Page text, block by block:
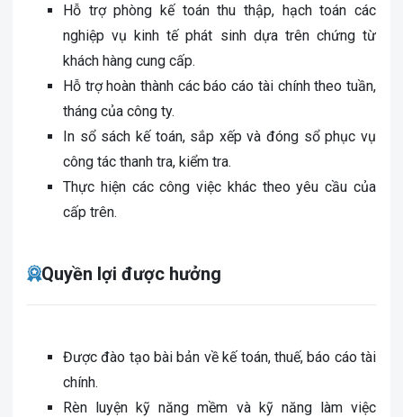
Hỗ trợ phòng kế toán thu thập, hạch toán các
nghiệp vụ kinh tế phát sinh dựa trên chứng từ
khách hàng cung cấp.
Hỗ trợ hoàn thành các báo cáo tài chính theo tuần,
tháng của công ty.
In sổ sách kế toán, sắp xếp và đóng sổ phục vụ
công tác thanh tra, kiểm tra.
Thực hiện các công việc khác theo yêu cầu của
cấp trên.
Quyền lợi được hưởng
Được đào tạo bài bản về kế toán, thuế, báo cáo tài
chính.
Rèn luyện kỹ năng mềm và kỹ năng làm việc